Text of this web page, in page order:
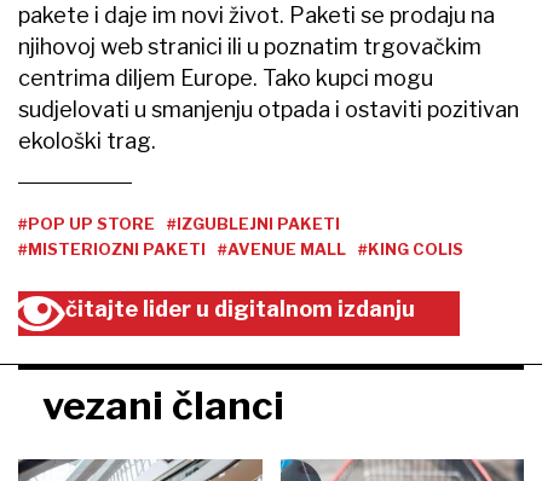
pakete i daje im novi život. Paketi se prodaju na
njihovoj web stranici ili u poznatim trgovačkim
centrima diljem Europe. Tako kupci mogu
sudjelovati u smanjenju otpada i ostaviti pozitivan
ekološki trag.
#POP UP STORE
#IZGUBLEJNI PAKETI
#MISTERIOZNI PAKETI
#AVENUE MALL #KING COLIS
čitajte lider u digitalnom izdanju
vezani članci